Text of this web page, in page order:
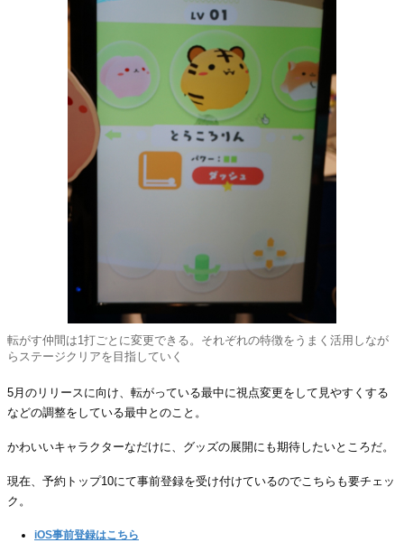
転がす仲間は1打ごとに変更できる。それぞれの特徴をうまく活用しなが
らステージクリアを目指していく
5月のリリースに向け、転がっている最中に視点変更をして見やすくする
などの調整をしている最中とのこと。
かわいいキャラクターなだけに、グッズの展開にも期待したいところだ。
現在、予約トップ10にて事前登録を受け付けているのでこちらも要チェッ
ク。
iOS事前登録はこちら